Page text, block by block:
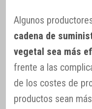
Algunos
cadena de
vegetal sea más
frente a las
de los costes de
productos sean